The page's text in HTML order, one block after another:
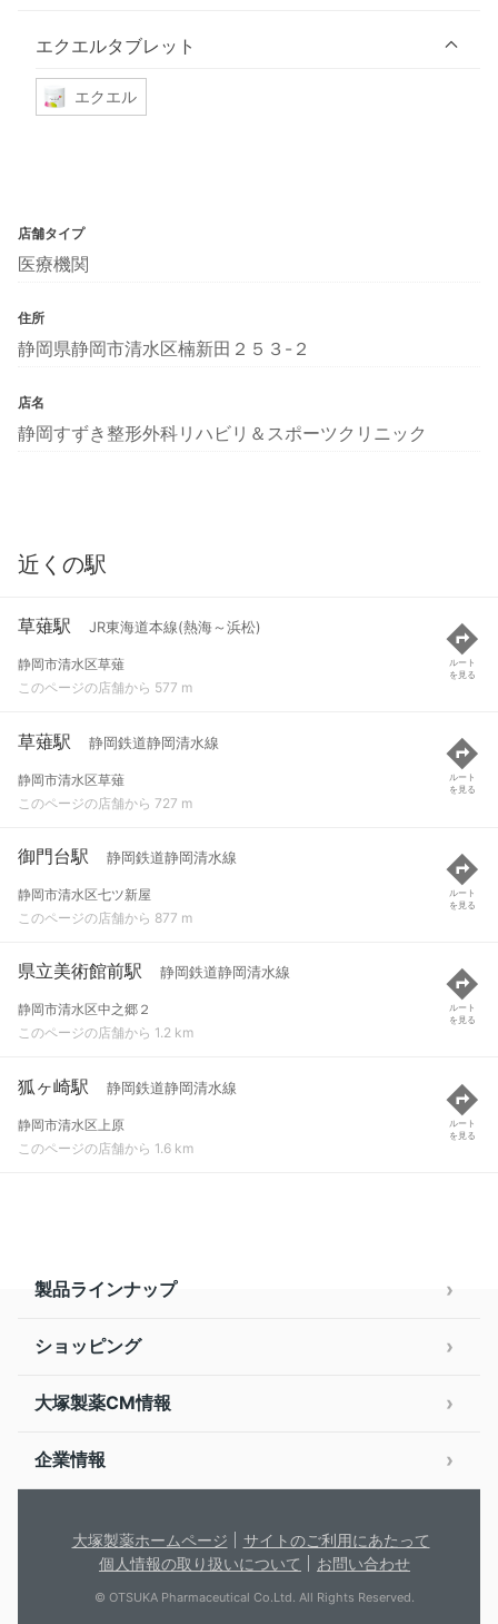
エクエルタブレット
エクエル
店舗タイプ
医療機関
住所
静岡県静岡市清水区楠新田２５３-２
店名
静岡すずき整形外科リハビリ＆スポーツクリニック
近くの駅
草薙駅 JR東海道本線(熱海～浜松)
静岡市清水区草薙
このページの店舗から 577 m
ルート
を見る
草薙駅 静岡鉄道静岡清水線
静岡市清水区草薙
このページの店舗から 727 m
ルート
を見る
御門台駅 静岡鉄道静岡清水線
静岡市清水区七ツ新屋
このページの店舗から 877 m
ルート
を見る
県立美術館前駅 静岡鉄道静岡清水線
静岡市清水区中之郷２
このページの店舗から 1.2 km
ルート
を見る
狐ヶ崎駅 静岡鉄道静岡清水線
静岡市清水区上原
このページの店舗から 1.6 km
ルート
を見る
製品ラインナップ
ショッピング
大塚製薬CM情報
企業情報
大塚製薬ホームページ
サイトのご利用にあたって
個人情報の取り扱いについて
お問い合わせ
© OTSUKA Pharmaceutical Co.Ltd. All Rights Reserved.